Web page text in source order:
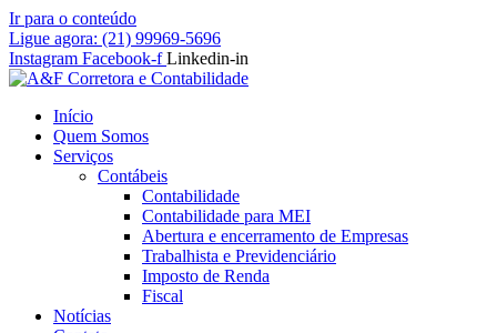
Ir para o conteúdo
Ligue agora: (21) 99969-5696
Instagram Facebook-f Linkedin-in
Início
Quem Somos
Serviços
Contábeis
Contabilidade
Contabilidade para MEI
Abertura e encerramento de Empresas
Trabalhista e Previdenciário
Imposto de Renda
Fiscal
Notícias